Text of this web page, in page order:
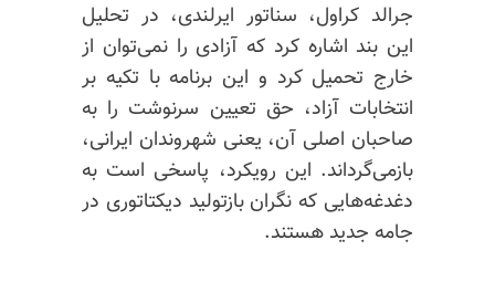
جرالد کراول، سناتور ایرلندی، در تحلیل
این بند اشاره کرد که آزادی را نمی‌توان از
خارج تحمیل کرد و این برنامه با تکیه بر
انتخابات آزاد، حق تعیین سرنوشت را به
صاحبان اصلی آن، یعنی شهروندان ایرانی،
بازمی‌گرداند. این رویکرد، پاسخی است به
دغدغه‌هایی که نگران بازتولید دیکتاتوری در
جامه جدید هستند.